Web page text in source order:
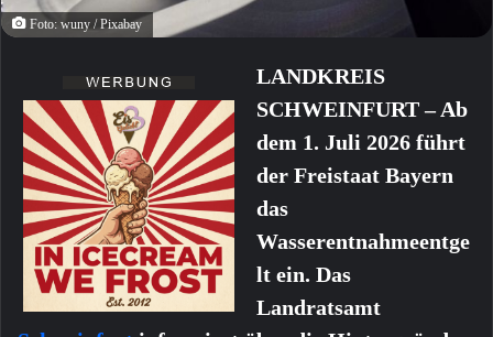
Foto: wuny / Pixabay
LANDKREIS
SCHWEINFURT – Ab
dem 1. Juli 2026 führt
der Freistaat Bayern
das
Wasserentnahmeentge
lt ein. Das
Landratsamt